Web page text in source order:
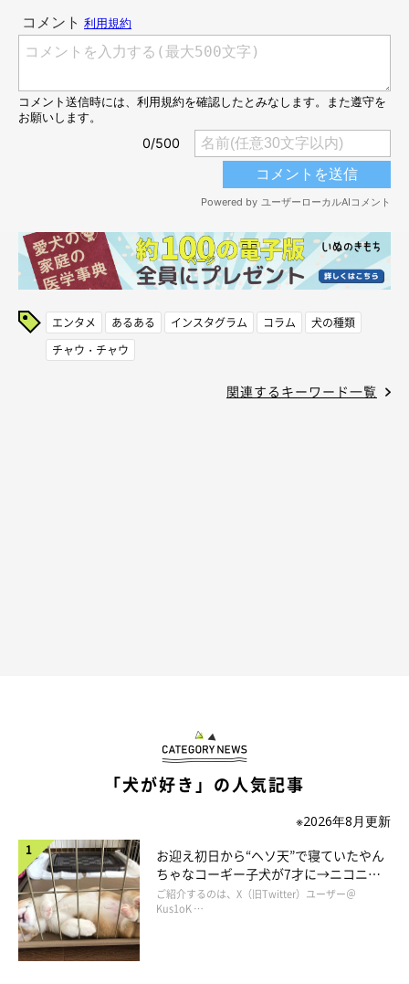
エンタメ あるある インスタグラム コラム
犬の種類
チャウ・チャウ
関連するキーワード一覧
「犬が好き」の人気記事
※2026年8月更新
お迎え初日から“ヘソ天”で寝ていたやん
ちゃなコーギー子犬が7才に→ニコニ
コ“コーギースマイル”が魅力のコに成
長！
ご紹介するのは、X（旧Twitter）ユーザー＠
Kus1oK …